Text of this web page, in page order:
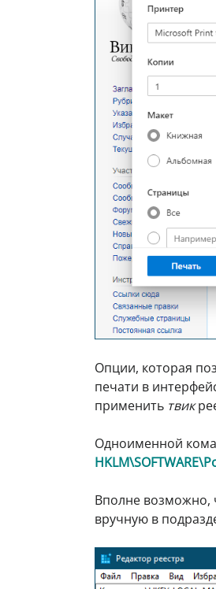
Опции, которая
печати в
применить твик
Одноименной
Вполне возможно,
вручную в